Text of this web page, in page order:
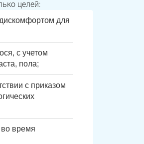
целей:
для
с учетом
пола;
с приказом
во время